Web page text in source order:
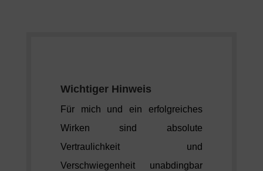
Wichtiger Hinweis
Für mich und ein erfolgreiches
Wirken sind absolute
Vertraulichkeit und
Verschwiegenheit unabdingbar